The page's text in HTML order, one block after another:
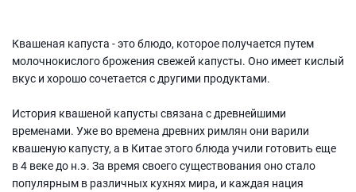
Квашеная капуста - это блюдо, которое получается путем
молочнокислого брожения свежей капусты. Оно имеет кислый
вкус и хорошо сочетается с другими продуктами.
История квашеной капусты связана с древнейшими
временами. Уже во времена древних римлян они варили
квашеную капусту, а в Китае этого блюда учили готовить еще
в 4 веке до н.э. За время своего существования оно стало
популярным в различных кухнях мира, и каждая нация